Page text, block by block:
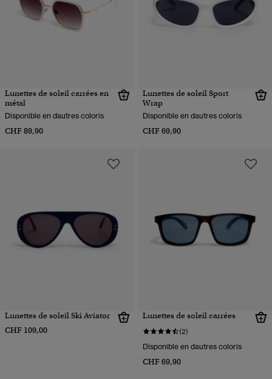
Lunettes de soleil carrées en
métal
Disponible en dautres coloris
CHF 89,90
Lunettes de soleil Sport
Wrap
Disponible en dautres coloris
CHF 69,90
Lunettes de soleil Ski Aviator
CHF 109,00
Lunettes de soleil carrées
(2)
Disponible en dautres coloris
CHF 69,90